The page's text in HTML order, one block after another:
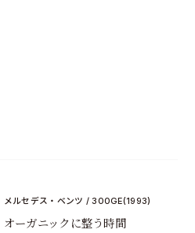
メルセデス・ベンツ / 300GE(1993)
オーガニックに整う時間